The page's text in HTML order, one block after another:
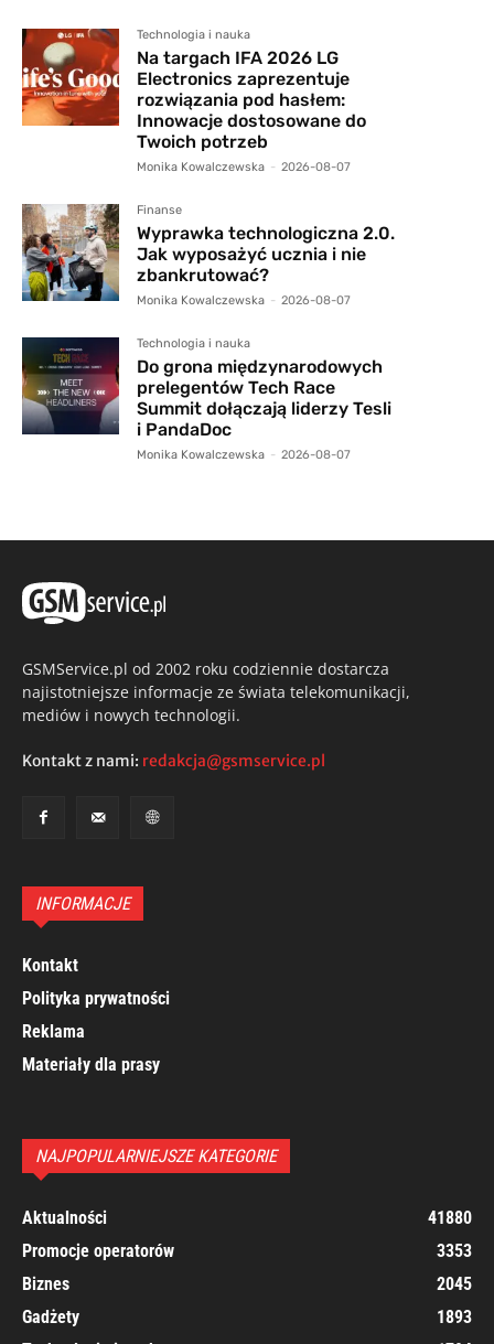
Technologia i nauka
Na targach IFA 2026 LG
Electronics zaprezentuje
rozwiązania pod hasłem:
Innowacje dostosowane do
Twoich potrzeb
Monika Kowalczewska - 2026-08-07
Finanse
Wyprawka technologiczna 2.0.
Jak wyposażyć ucznia i nie
zbankrutować?
Monika Kowalczewska - 2026-08-07
Technologia i nauka
Do grona międzynarodowych
prelegentów Tech Race
Summit dołączają liderzy Tesli
i PandaDoc
Monika Kowalczewska - 2026-08-07
GSMService.pl od 2002 roku codziennie dostarcza
najistotniejsze informacje ze świata telekomunikacji,
mediów i nowych technologii.
Kontakt z nami: redakcja@gsmservice.pl
INFORMACJE
Kontakt
Polityka prywatności
Reklama
Materiały dla prasy
NAJPOPULARNIEJSZE KATEGORIE
Aktualności
41880
Promocje operatorów
3353
Biznes
2045
Gadżety
1893